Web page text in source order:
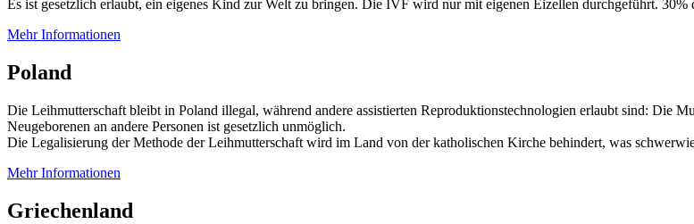
Es ist gesetzlich erlaubt, ein eigenes Kind zur Welt zu bringen. Die IVF wird nur mit eigenen Eizellen durchgeführt. 30%
Mehr Informationen
Poland
Die Leihmutterschaft bleibt in Poland illegal, während andere assistierten Reproduktionstechnologien erlaubt sind: Die
Neugeborenen an andere Personen ist gesetzlich unmöglich.
Die Legalisierung der Methode der Leihmutterschaft wird im Land von der katholischen Kirche behindert, was
Mehr Informationen
Griechenland